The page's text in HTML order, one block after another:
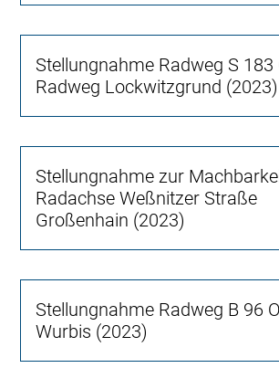
Stellungnahme Radweg S 183
Radweg Lockwitzgrund (2023)
Stellungnahme zur
Radachse Weßnitzer Straße
Großenhain (2023)
Stellungnahme Radweg B 96
Wurbis (2023)